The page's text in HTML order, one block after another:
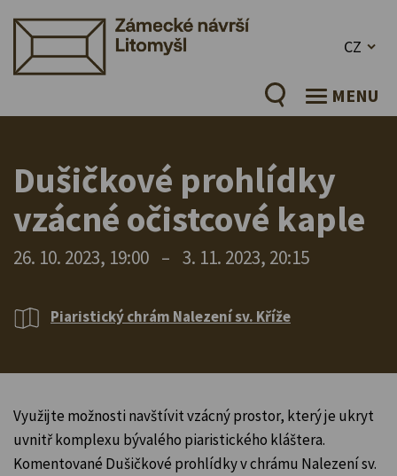
CZ
MENU
Dušičkové prohlídky
vzácné očistcové kaple
26. 10. 2023, 19:00 – 3. 11. 2023, 20:15
Piaristický chrám Nalezení sv. Kříže
Využijte možnosti navštívit vzácný prostor, který je ukryt
uvnitř komplexu bývalého piaristického kláštera.
Komentované Dušičkové prohlídky v chrámu Nalezení sv.